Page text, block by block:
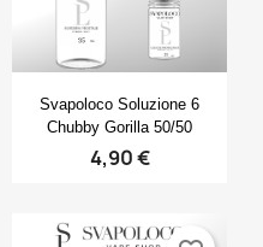
dei desideri ×
((cancelText))
per salvare dei
Anteprima
Svapoloco Soluzione 6
Chubby Gorilla 50/50
4,90 €